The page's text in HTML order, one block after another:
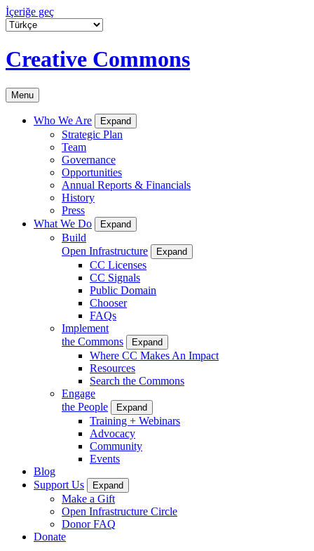
İçeriğe geç
Creative Commons
Menu
Who We Are Expand
Strategic Plan
Team
Governance
Opportunities
Annual Reports & Financials
History
Press
What We Do
Expand
Build
Open Infrastructure
Expand
CC Licenses
CC Signals
Public Domain
Chooser
FAQs
Implement
the Commons
Expand
Where CC Makes An Impact
Resources
Search the Commons
Engage
the People
Expand
Training + Webinars
Advocacy
Community
Events
Blog
Support Us
Expand
Make a Gift
Open Infrastructure Circle
Donor FAQ
Donate